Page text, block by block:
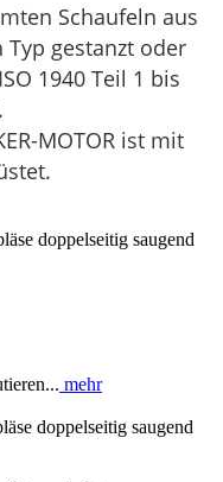
Schaufeln aus
gestanzt oder
ISO 1940 Teil 1 bis
-MOTOR ist mit
doppelseitig saugend
mehr
doppelseitig saugend